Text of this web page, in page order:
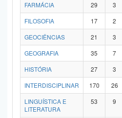
FARMÁCIA
29 3
FILOSOFIA
17 2
GEOCIÊNCIAS
21 3
GEOGRAFIA
35 7
HISTÓRIA
27 3
INTERDISCIPLINAR
170 26
LINGUÍSTICA E
LITERATURA
53 9